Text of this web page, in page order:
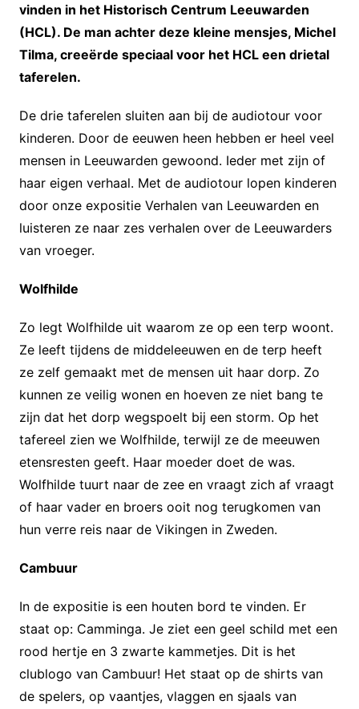
vinden in het Historisch Centrum Leeuwarden
(HCL). De man achter deze kleine mensjes, Michel
Tilma, creeërde speciaal voor het HCL een drietal
taferelen.
De drie taferelen sluiten aan bij de audiotour voor
kinderen. Door de eeuwen heen hebben er heel veel
mensen in Leeuwarden gewoond. Ieder met zijn of
haar eigen verhaal. Met de audiotour lopen kinderen
door onze expositie Verhalen van Leeuwarden en
luisteren ze naar zes verhalen over de Leeuwarders
van vroeger.
Wolfhilde
Zo legt Wolfhilde uit waarom ze op een terp woont.
Ze leeft tijdens de middeleeuwen en de terp heeft
ze zelf gemaakt met de mensen uit haar dorp. Zo
kunnen ze veilig wonen en hoeven ze niet bang te
zijn dat het dorp wegspoelt bij een storm. Op het
tafereel zien we Wolfhilde, terwijl ze de meeuwen
etensresten geeft. Haar moeder doet de was.
Wolfhilde tuurt naar de zee en vraagt zich af vraagt
of haar vader en broers ooit nog terugkomen van
hun verre reis naar de Vikingen in Zweden.
Cambuur
In de expositie is een houten bord te vinden. Er
staat op: Camminga. Je ziet een geel schild met een
rood hertje en 3 zwarte kammetjes. Dit is het
clublogo van Cambuur! Het staat op de shirts van
de spelers, op vaantjes, vlaggen en sjaals van